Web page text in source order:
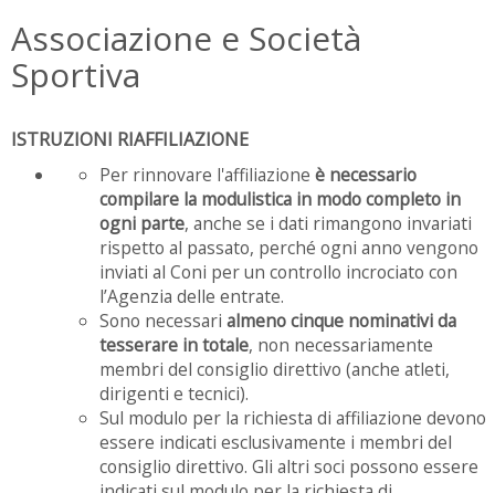
Associazione e Società
Sportiva
ISTRUZIONI RIAFFILIAZIONE
Per rinnovare l'affiliazione è necessario
compilare la modulistica in modo completo in
ogni parte, anche se i dati rimangono invariati
rispetto al passato, perché ogni anno vengono
inviati al Coni per un controllo incrociato con
l’Agenzia delle entrate.
Sono necessari almeno cinque nominativi da
tesserare in totale, non necessariamente
membri del consiglio direttivo (anche atleti,
dirigenti e tecnici).
Sul modulo per la richiesta di affiliazione devono
essere indicati esclusivamente i membri del
consiglio direttivo. Gli altri soci possono essere